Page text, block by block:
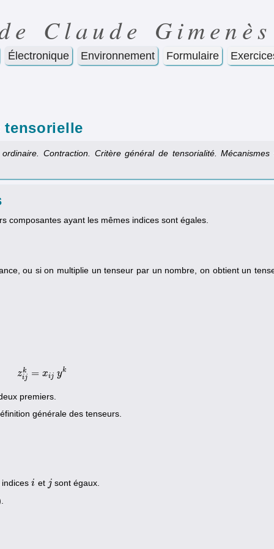
Claude Gimenès
Électronique Environnement Formulaire
tensorielle
Contraction. Critère général de tensorialité. Mécanismes
composantes ayant les mêmes indices sont égales.
ou si on multiplie un tenseur par un nombre, on obtient un
zk
ij = xij yk
z jk= xij y k
premiers.
générale des tenseurs.
i
i et j
j sont égaux.